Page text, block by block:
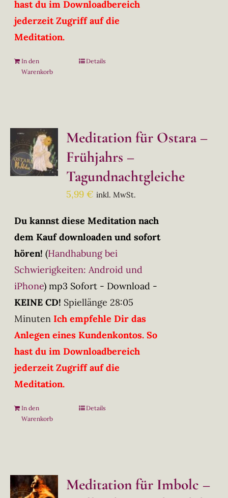
hast du im Downloadbereich
jederzeit Zugriff auf die
Meditation.
In den
Warenkorb
Details
Meditation für Ostara –
Frühjahrs –
Tagundnachtgleiche
5,99€ inkl. MwSt.
Du kannst diese Meditation nach
dem Kauf downloaden und sofort
hören! (Handhabung bei
Schwierigkeiten: Android und
iPhone) mp3 Sofort - Download -
KEINE CD! Spiellänge 28:05
Minuten Ich empfehle Dir das
Anlegen eines Kundenkontos. So
hast du im Downloadbereich
jederzeit Zugriff auf die
Meditation.
In den
Warenkorb
Details
Meditation für Imbolc –